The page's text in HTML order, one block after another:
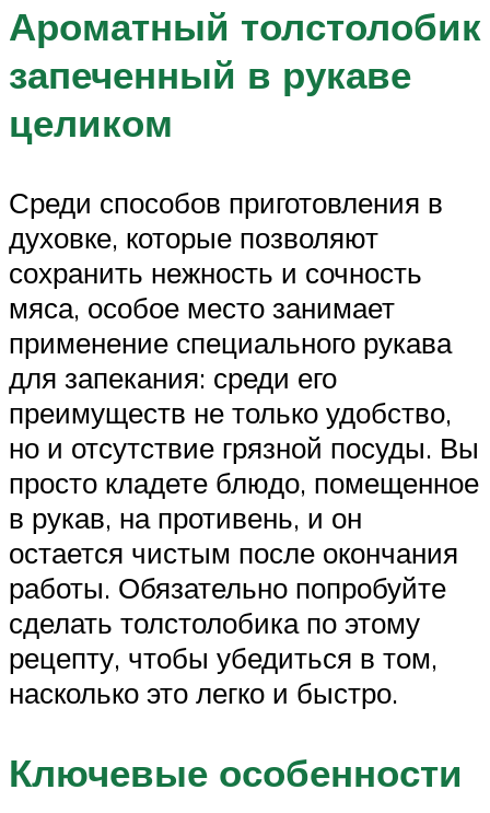
Ароматный толстолобик
запеченный в рукаве
целиком
Среди способов приготовления в
духовке, которые позволяют
сохранить нежность и сочность
мяса, особое место занимает
применение специального рукава
для запекания: среди его
преимуществ не только удобство,
но и отсутствие грязной посуды. Вы
просто кладете блюдо, помещенное
в рукав, на противень, и он
остается чистым после окончания
работы. Обязательно попробуйте
сделать толстолобика по этому
рецепту, чтобы убедиться в том,
насколько это легко и быстро.
Ключевые особенности